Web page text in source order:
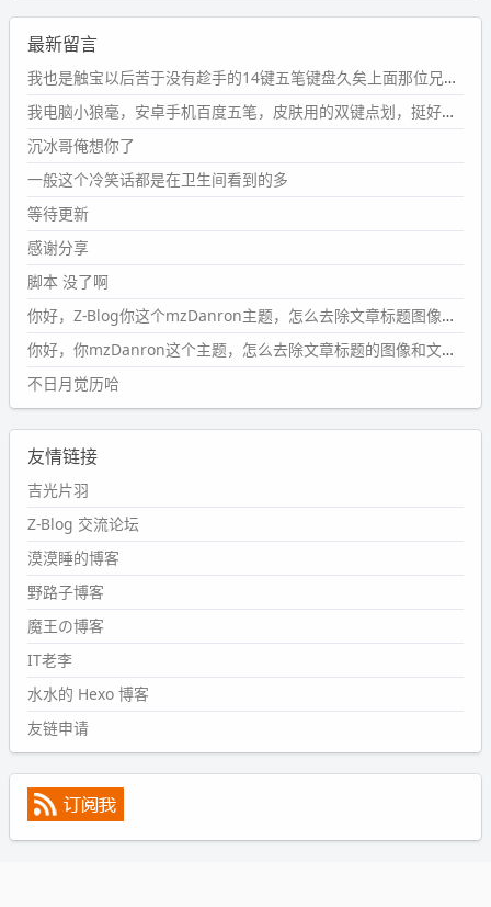
wdssmq
2024-09-23 21:00:49
#PubWord要不我每年汇总整理一次？？碎雨集_沉冰浮水_
第1页https://www.wdssmq.com/tag/%E7%A2%8E%E9%9
B%A8%E9%9B%86/
wdssmq
2024-09-23 20:58:40
#PubWord
条嘟？？？？
wdssmq
2024-09-15 10:32:07
#PubWordVSCode 内 git 操作卡住的时候没办法主动取消
一直是个痛点，一般都是推送或拉取，今天连提交都卡
了。。
wdssmq
2024-09-11 08:45:43
#PubWord
然后天凉了，为了应对踢被子买了睡袋，不知道 1.2 米会不
会略窄。。
wdssmq
2024-09-09 19:43:00
#PubWord
表，21 年 11 月底发现 B 站上线了这部，直到前几天才看
完，还是分两次看的。。接下来有五项是 2019 年的，都是
电影 —— 略长的待办列表。。
最新留言
我也是触宝以后苦于没有趁手的14键五笔键盘久矣上面那位兄台用的百度双键点划布局我也用过很久，那个皮肤做得很粗糙，个别键位的触发区域是错位的，快速打字时很容易出错，修改它的皮肤文件校正后勉强能用，但早年出的皮肤分辨率太低，实在谈不上美观。百度小米定制版的商店里有一个"小黑板"皮肤还不错(百度官方输入法商店里没有)，但那个风格我不喜欢这两天找到了一个叫"森林集"的公众号，开发了海量的皮肤，很多都有14键版本，付费但很便宜，几块钱，终于有自己满意的输入法了搜了一下，这个工作室还是百度的官方合作伙伴，不知道为什么14键作品都不在官方商店上架，难道是百度官方在刻意放弃14键？
我电脑小狼毫，安卓手机百度五笔，皮肤用的双键点划，挺好的。
沉冰哥俺想你了
一般这个冷笑话都是在卫生间看到的多
等待更新
感谢分享
脚本 没了啊
你好，Z-Blog你这个mzDanron主题，怎么去除文章标题图像和文章摘要，仅显示标题，感谢回复！
你好，你mzDanron这个主题，怎么去除文章标题的图像和文章摘要！仅显示标题，感谢回复解决！
不日月觉历哈
友情链接
吉光片羽
Z-Blog 交流论坛
漠漠睡的博客
野路子博客
魔王の博客
IT老李
水水的 Hexo 博客
友链申请